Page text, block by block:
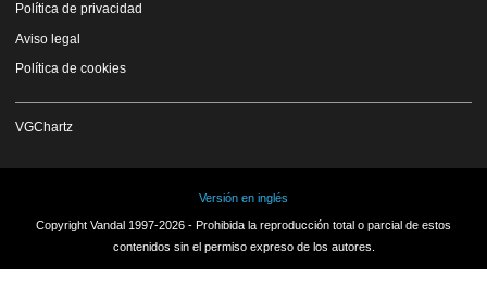
Política de privacidad
Aviso legal
Política de cookies
VGChartz
Versión en inglés
Copyright Vandal 1997-2026 - Prohibida la reproducción total o parcial de estos
contenidos sin el permiso expreso de los autores.